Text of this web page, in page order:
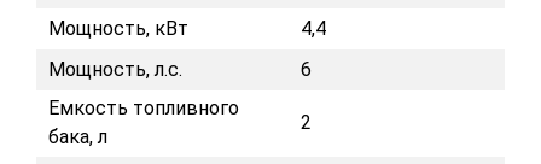
Мощность, кВт
4,4
Мощность, л.с.
6
Емкость топливного
бака, л
2